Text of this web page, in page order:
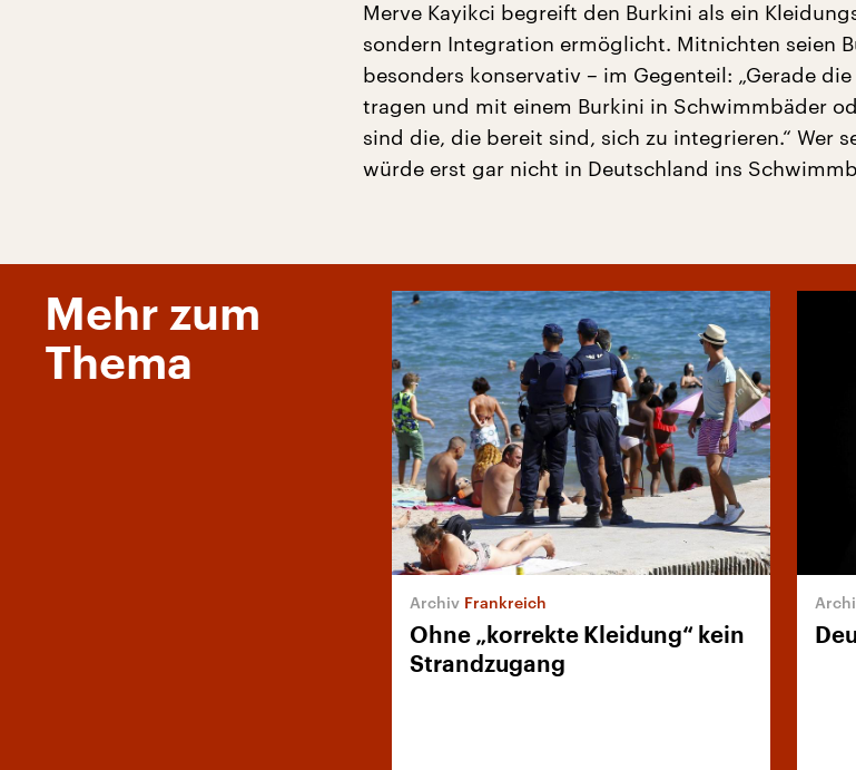
Merve Kayikci begreift den Burkini als ein
sondern Integration ermöglicht. Mitnichten seien
besonders konservativ – im Gegenteil: „Gerade
tragen und mit einem Burkini in Schwimmbäder
sind die, die bereit sind, sich zu integrieren.“ Wer
würde erst gar nicht in Deutschland ins
Mehr zum
Thema
Frankreich
Ohne „korrekte Kleidung“ kein
Strandzugang